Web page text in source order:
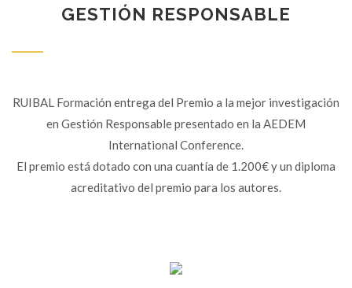
GESTIÓN RESPONSABLE
RUIBAL Formación entrega del Premio a la mejor investigación
en Gestión Responsable presentado en la AEDEM
International Conference.
El premio está dotado con una cuantía de 1.200€ y un diploma
acreditativo del premio para los autores.